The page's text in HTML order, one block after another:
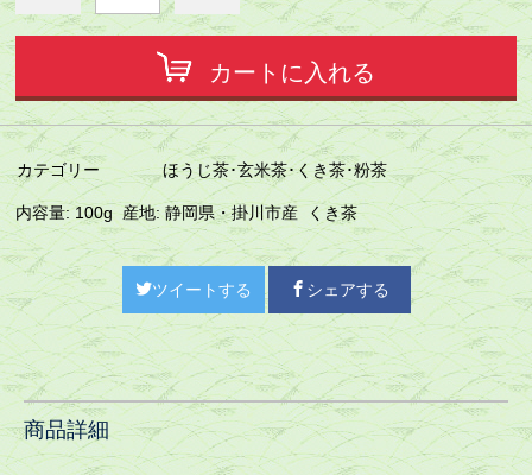
カートに入れる
カテゴリー ほうじ茶･玄米茶･くき茶･粉茶
内容量: 100g 産地: 静岡県・掛川市産 くき茶
ツイートする シェアする
商品詳細